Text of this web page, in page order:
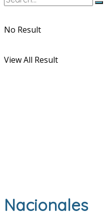
No Result
View All Result
Nacionales